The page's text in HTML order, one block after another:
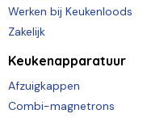
Werken bij Keukenloods
Zakelijk
Keukenapparatuur
Afzuigkappen
Combi-magnetrons